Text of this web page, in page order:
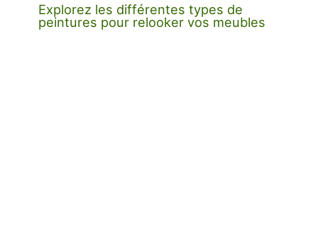
Explorez les différentes types de
peintures pour relooker vos meubles